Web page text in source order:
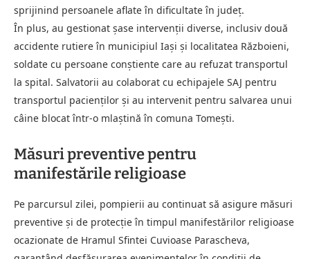
sprijinind persoanele aflate în dificultate în județ.
În plus, au gestionat șase intervenții diverse, inclusiv două
accidente rutiere în municipiul Iași și localitatea Războieni,
soldate cu persoane conștiente care au refuzat transportul
la spital. Salvatorii au colaborat cu echipajele SAJ pentru
transportul pacienților și au intervenit pentru salvarea unui
câine blocat într-o mlaștină în comuna Tomești.
Măsuri preventive pentru
manifestările religioase
Pe parcursul zilei, pompierii au continuat să asigure măsuri
preventive și de protecție în timpul manifestărilor religioase
ocazionate de Hramul Sfintei Cuvioase Parascheva,